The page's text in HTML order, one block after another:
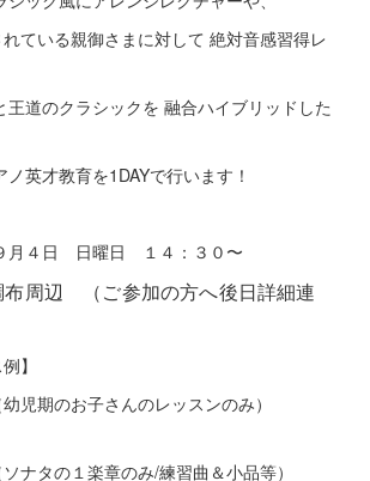
ている親御さまに対して 絶対音感習得レ
王道のクラシックを 融合ハイブリッドした
英才教育を1DAYで行います！
月４日 日曜日 １４：３０〜
布周辺 （ご参加の方へ後日詳細連
】
児期のお子さんのレッスンのみ）
ナタの１楽章のみ/練習曲＆小品等）